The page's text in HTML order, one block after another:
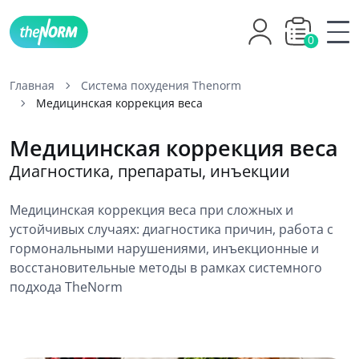
0
Главная
Система похудения Thenorm
Медицинская коррекция веса
Медицинская коррекция веса
Диагностика, препараты, инъекции
Медицинская коррекция веса при сложных и
устойчивых случаях: диагностика причин, работа с
гормональными нарушениями, инъекционные и
восстановительные методы в рамках системного
подхода TheNorm